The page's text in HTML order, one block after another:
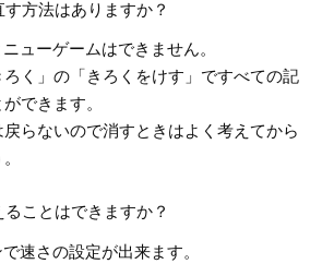
方法はありますか？
ューゲームはできません。
ろく」の「きろくをけす」ですべての記
できます。
らないので消すときはよく考えてから
ことはできますか？
速さの設定が出来ます。